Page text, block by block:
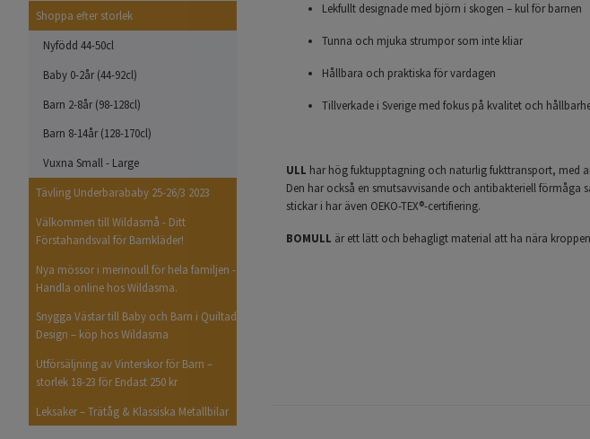
Shoppa efter storlek
Nyfödd 44-50cl
Baby 0-2år (44-92cl)
Barn 2-8år (98-128cl)
Barn 8-14år (128-170cl)
Vuxna Small - Large
Tävling Underbarababy 25-26/3 2023
Välkommen till Wildasmå - Ditt
Förstahandsval för Barnkläder!
Nya mössor i merinoull för hela familjen -
Handla online hos Wildasma.
Snygga Västar till Baby och Barn i Quiltad
Design – köp hos Wildasma
Utförsäljning av Vinterskor för Barn –
storlek 18-23 för Endast 250 kr
Leksaker – Trätåg & Klassiska Metallbilar
Lekfullt designade med björn i skogen – kul för barnen
Tunna och mjuka strumpor som inte kliar
Hållbara och praktiska för vardagen
Tillverkade i Sverige med fokus på kvalitet och
ULL har hög fuktupptagning och naturlig fukttransport, med
Den har också en smutsavvisande och antibakteriell
stickar i har även OEKO-TEX®-certifiering.
BOMULL är ett lätt och behagligt material att ha nära